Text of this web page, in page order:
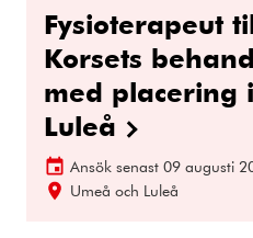
Fysioterapeut
Korsets
med placering
Luleå
Ansök senast 09 augusti
Umeå och Luleå